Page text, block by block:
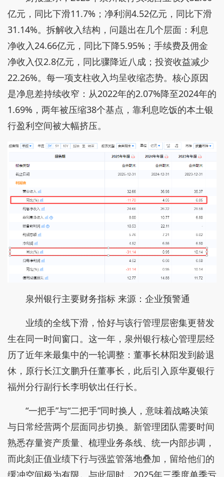
亿元，同比下滑11.7%；净利润4.52亿元，同比下滑
31.14%。拆解收入结构，问题出在几个层面：利息
净收入24.66亿元，同比下降5.95%；手续费及佣金
净收入仅2.8亿元，同比骤降近八成；投资收益减少
22.26%。每一项支柱收入均呈收缩态势。核心原因
是净息差持续收窄：从2022年的2.07%降至2024年的
1.69%，两年被压缩38个基点，靠利息吃饭的本土银
行盈利空间被大幅挤压。
泉州银行主要财务指标 来源：企业预警通
业绩的全线下滑，恰好与该行管理层密集更替发
生在同一时间窗口。这一年，泉州银行核心管理层经
历了近年来最集中的一轮调整：董事长林阳发到龄退
休，原行长江文鹏升任董事长，此后引入原华夏银行
福州分行副行长李明钦出任行长。
“一把手”与“二把手”同时换人，意味着战略决策
与日常经营两个层面同步切换。新管理团队需要时间
熟悉存量资产质量、梳理业务条线、统一内部步调，
而此刻正值业绩下行与强监管落地叠加，留给他们的
缓冲空间极为有限。与此同时，2025年三季度单季亏